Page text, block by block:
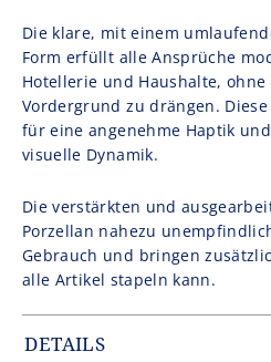
Die klare, mit einem
Form erfüllt alle Ansprüche
Hotellerie und Haushalte,
Vordergrund zu drängen.
für eine angenehme Haptik
visuelle Dynamik.
Die verstärkten und
Porzellan nahezu
Gebrauch und bringen
alle Artikel stapeln kann.
DETAILS